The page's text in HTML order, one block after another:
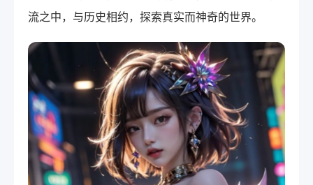
流之中，与历史相约，探索真实而神奇的世界。